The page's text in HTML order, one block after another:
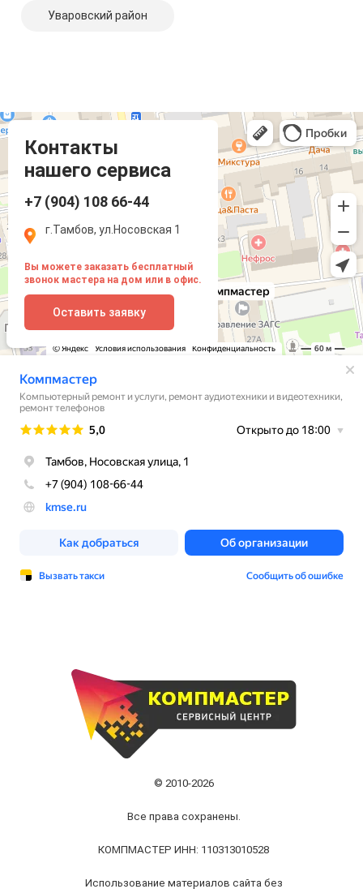
Уваровский район
Контакты
нашего сервиса
+7 (904) 108 66-44
г.Тамбов, ул.Носовская 1
Вы можете заказать бесплатный
звонок мастера на дом или в офис.
Оставить заявку
Компмастер
Тамбов
Носовская улица, 1
© 2010-2026
Все права сохранены.
КОМПМАСТЕР ИНН: 110313010528
Использование материалов сайта без